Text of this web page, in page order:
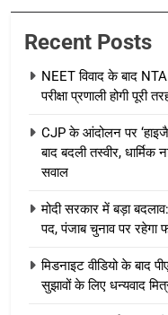
Recent Posts
NEET विवाद के बाद
परीक्षा प्रणाली होगी पूरी
CJP के आंदोलन पर
बाद बदली तस्वीर,
सवाल
मोदी सरकार में बड़ा
पद, पंजाब चुनाव पर रहेगा
मिडनाइट वीडियो के बाद
सुझावों के लिए धन्यवाद